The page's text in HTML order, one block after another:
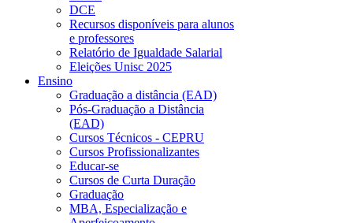
DCE
Recursos disponíveis para alunos
e professores
Relatório de Igualdade Salarial
Eleições Unisc 2025
Ensino
Graduação a distância (EAD)
Pós-Graduação a Distância
(EAD)
Cursos Técnicos - CEPRU
Cursos Profissionalizantes
Educar-se
Cursos de Curta Duração
Graduação
MBA, Especialização e